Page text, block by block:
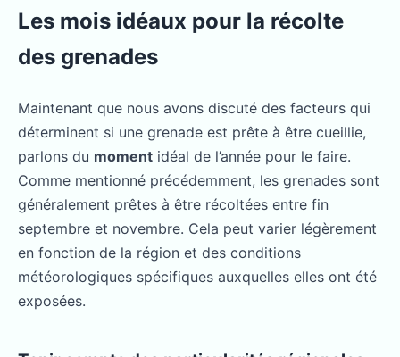
Les mois idéaux pour la récolte
des grenades
Maintenant que nous avons discuté des facteurs qui
déterminent si une grenade est prête à être cueillie,
parlons du moment idéal de l’année pour le faire.
Comme mentionné précédemment, les grenades sont
généralement prêtes à être récoltées entre fin
septembre et novembre. Cela peut varier légèrement
en fonction de la région et des conditions
météorologiques spécifiques auxquelles elles ont été
exposées.